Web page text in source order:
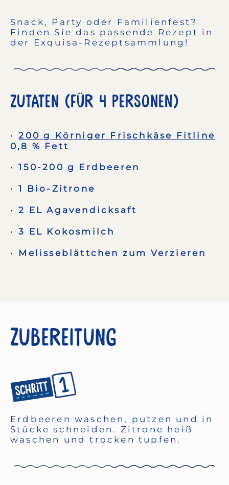
Snack, Party oder Familienfest?
Finden Sie das passende Rezept in
der Exquisa-Rezeptsammlung!
Zutaten (Für 4 Personen)
200 g Körniger Frischkäse Fitline
0,8 % Fett
150-200 g Erdbeeren
1 Bio-Zitrone
2 EL Agavendicksaft
3 EL Kokosmilch
Melisseblättchen zum Verzieren
Zubereitung
Erdbeeren waschen, putzen und in
Stücke schneiden. Zitrone heiß
waschen und trocken tupfen.